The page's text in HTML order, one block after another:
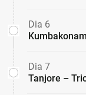
Dia 6
Dia 7
Tanjore –